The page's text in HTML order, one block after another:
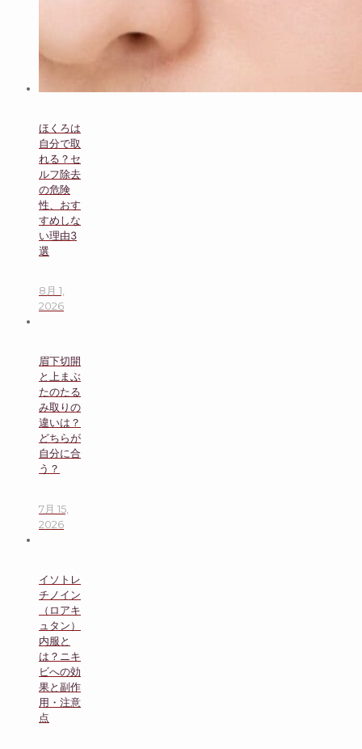
ほくろは
自分で取
れる？セ
ルフ除去
の危険
性、おす
すめしな
い理由3
選
8月 1,
2026
眉下切開
と上まぶ
たのたる
み取りの
違いは？
どちらが
自分に合
う？
7月 15,
2026
イソトレ
チノイン
（ロアキ
ュタン）
内服と
は？ニキ
ビへの効
果と副作
用・注意
点